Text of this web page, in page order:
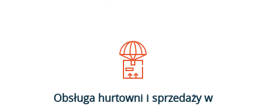
Obsługa hurtowni i sprzedaży w